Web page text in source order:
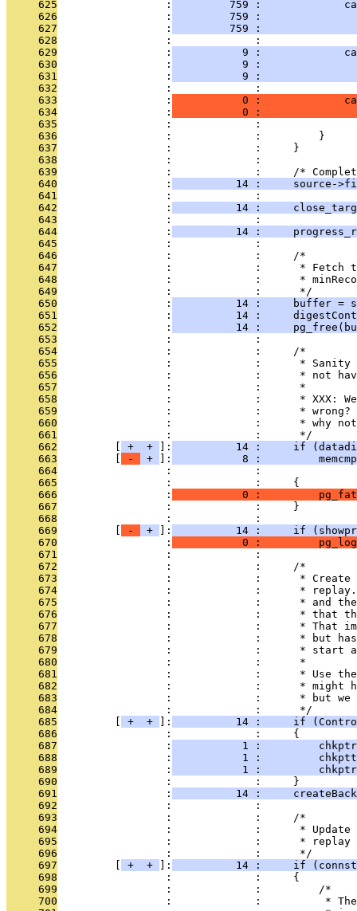
     625
                 :
759 :
     626
                 :
759 :
     627
                 :
759 :
     628
                 :             :
     629
                 :
9 :
     630
                 :
9 :
     631
                 :
9 :
     632
                 :             :
     633
                 :
0 :
     634
                 :
0 :
     635
:             :
     636
                 :             :         }
     637
                 :             :     }
     638
                 :             :
     639
:             :     /*
     640
                 :
14 :     source-
     641
                 :             :
     642
                 :
14 :
     643
                 :             :
     644
                 :
14 :
     645
                 :             :
     646
                 :             :     /*
     647
:             :      * Fetch
     648
:             :      *
     649
                 :             :      */
     650
                 :
14 :     buffer =
     651
                 :
14 :
     652
                 :
14 :
     653
                 :             :
     654
                 :             :     /*
     655
:             :      *
     656
:             :      * not
     657
                 :             :      *
     658
:             :      * XXX:
     659
:             :      *
     660
:             :      * why
     661
                 :             :      */
     662
+ + ]:
14 :     if
     663
- + ]:
8 :
     664
:             :
     665
                 :             :     {
     666
                 :
0 :
     667
                 :             :     }
     668
                 :             :
     669
- + ]:
14 :     if
     670
                 :
0 :
     671
                 :             :
     672
                 :             :     /*
     673
:             :      *
     674
:             :      *
     675
:             :      * and
     676
:             :      * that
     677
:             :      * That
     678
:             :      * but
     679
:             :      * start
     680
                 :             :      *
     681
:             :      * Use
     682
:             :      * might
     683
:             :      * but
     684
                 :             :      */
     685
+ + ]:
14 :     if
     686
                 :             :     {
     687
                 :
1 :
     688
                 :
1 :
     689
                 :
1 :
     690
                 :             :     }
     691
                 :
14 :
     692
                 :             :
     693
                 :             :     /*
     694
:             :      *
     695
:             :      * replay
     696
                 :             :      */
     697
+ + ]:
14 :     if
     698
                 :             :     {
     699
                 :             :         /*
     700
:             :          *